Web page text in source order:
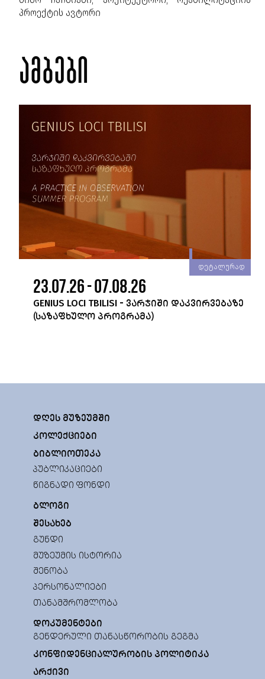
პროექტის ავტორი
ამბები
დეტალურად
23.07.26 - 07.08.26
GENIUS LOCI TBILISI - ᲕᲐᲠᲯᲘᲨᲘ ᲓᲐᲙᲕᲘᲠᲕᲔᲑᲐᲖᲔ
(ᲡᲐᲖᲐᲤᲮᲣᲚᲝ ᲞᲠᲝᲒᲠᲐᲛᲐ)
ᲓᲦᲔᲡ ᲛᲣᲖᲔᲣᲛᲨᲘ
ᲙᲝᲚᲔᲥᲪᲘᲔᲑᲘ
ᲑᲘᲑᲚᲘᲝᲗᲔᲙᲐ
ᲞᲣᲑᲚᲘᲙᲐᲪᲘᲔᲑᲘ
ᲬᲘᲒᲜᲐᲓᲘ ᲤᲝᲜᲓᲘ
ᲑᲚᲝᲒᲘ
ᲨᲔᲡᲐᲮᲔᲑ
ᲒᲣᲜᲓᲘ
ᲛᲣᲖᲔᲣᲛᲘᲡ ᲘᲡᲢᲝᲠᲘᲐ
ᲨᲔᲜᲝᲑᲐ
ᲞᲔᲠᲡᲝᲜᲐᲚᲘᲔᲑᲘ
ᲗᲐᲜᲐᲛᲨᲠᲝᲛᲚᲝᲑᲐ
ᲓᲝᲙᲣᲛᲔᲜᲢᲔᲑᲘ
ᲒᲔᲜᲓᲔᲠᲣᲚᲘ ᲗᲐᲜᲐᲡᲬᲝᲠᲝᲑᲘᲡ ᲒᲔᲒᲛᲐ
ᲙᲝᲜᲤᲘᲓᲔᲜᲪᲘᲐᲚᲣᲠᲝᲑᲘᲡ ᲞᲝᲚᲘᲢᲘᲙᲐ
ᲐᲠᲥᲘᲕᲘ